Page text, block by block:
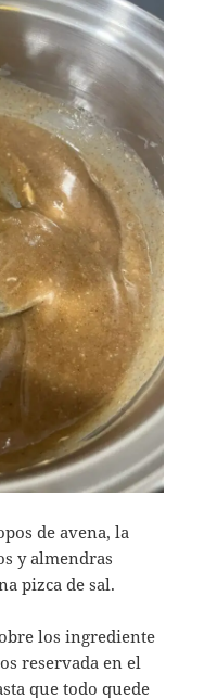
de avena, la
y almendras
pizca de sal.
los ingrediente
reservada en el
que todo quede